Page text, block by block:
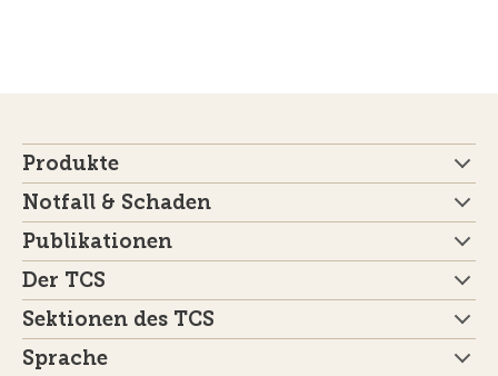
Produkte
Notfall & Schaden
Publikationen
Der TCS
Sektionen des TCS
Sprache